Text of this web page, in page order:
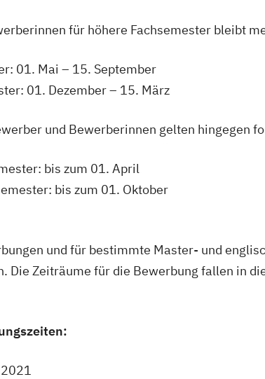
für höhere Fachsemester bleibt
01. Mai – 15. September
01. Dezember – 15. März
und Bewerberinnen gelten hingegen
bis zum 01. April
bis zum 01. Oktober
und für bestimmte Master- und
Die Zeiträume für die Bewerbung fallen in